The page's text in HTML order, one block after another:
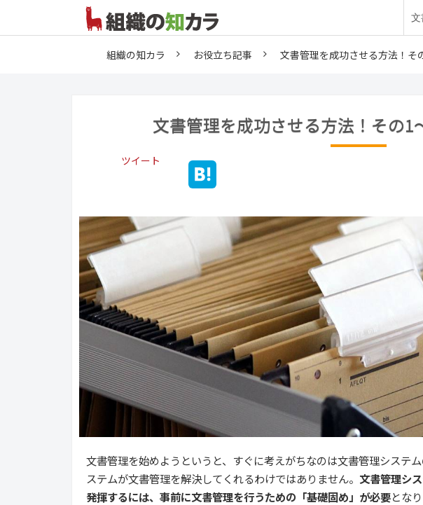
文
組織の知カラ お役立ち記事 文書管理を成功させる方法！そ
文書管理を成功させる方法！その1
ツイート
文書管理を始めようというと、すぐに考えがちなのは文書管理システ
ステムが文書管理を解決してくれるわけではありません。 文書管理シ
発揮するには、事前に文書管理を行うための「基礎固め」が必要となり